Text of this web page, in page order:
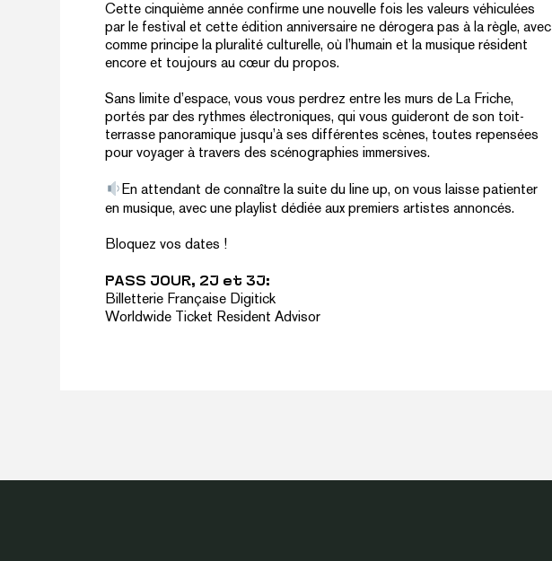
Cette cinquième année confirme une nouvelle fois les valeurs véhiculées
par le festival et cette édition anniversaire ne dérogera pas à la règle, avec
comme principe la pluralité culturelle, où l’humain et la musique résident
encore et toujours au cœur du propos.
Sans limite d’espace, vous vous perdrez entre les murs de La Friche,
portés par des rythmes électroniques, qui vous guideront de son toit-
terrasse panoramique jusqu’à ses différentes scènes, toutes repensées
pour voyager à travers des scénographies immersives.
En attendant de connaître la suite du line up, on vous laisse patienter
en musique, avecune playlist dédiée aux premiers artistes annoncés.
Bloquez vos dates !
PASS JOUR, 2J et 3J:
Billetterie Française Digitick
Worldwide Ticket Resident Advisor